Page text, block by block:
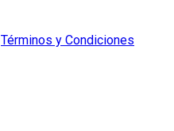
Términos y Condiciones